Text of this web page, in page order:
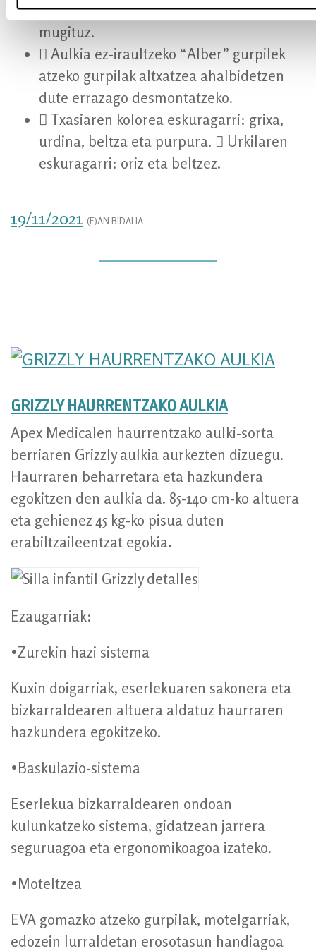
kanpokalderantz edo barrukalderantz
mugituz.
 Aulkia ez-iraultzeko “Alber” gurpilek
atzeko gurpilak altxatzea ahalbidetzen
dute errazago desmontatzeko.
 Txasiaren kolorea eskuragarri: grixa,
urdina, beltza eta purpura.  Urkilaren
eskuragarri: oriz eta beltzez.
19/11/2021-(E)AN BIDALIA
GRIZZLY HAURRENTZAKO AULKIA
Apex Medicalen haurrentzako aulki-sorta
berriaren Grizzly aulkia aurkezten dizuegu.
Haurraren beharretara eta hazkundera
egokitzen den aulkia da. 85-140 cm-ko altuera
eta gehienez 45 kg-ko pisua duten
erabiltzaileentzat egokia.
Ezaugarriak:
•Zurekin hazi sistema
Kuxin doigarriak, eserlekuaren sakonera eta
bizkarraldearen altuera aldatuz haurraren
hazkundera egokitzeko.
•Baskulazio-sistema
Eserlekua bizkarraldearen ondoan
kulunkatzeko sistema, gidatzean jarrera
seguruagoa eta ergonomikoagoa izateko.
•Moteltzea
EVA gomazko atzeko gurpilak, motelgarriak,
edozein lurraldetan erosotasun handiagoa